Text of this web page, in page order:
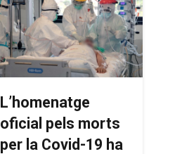
L’homenatge
oficial pels morts
per la Covid-19 ha